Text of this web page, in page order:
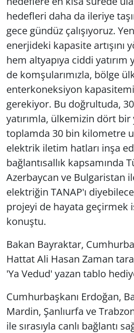
hedefleri daha da ileriye
gece gündüz çalışıyoruz.
enerjideki kapasite artışını
hem altyapıya ciddi yatırım
de komşularımızla, bölge
enterkoneksiyon
gerekiyor. Bu doğrultuda,
yatırımla, ülkemizin dört bir
toplamda 30 bin kilometre
elektrik iletim hatları inşa
bağlantısallık kapsamında
Azerbaycan ve Bulgaristan
elektriğin TANAP'ı
projeyi de hayata geçirmek
konuştu.
Bakan Bayraktar,
Hattat Ali Hasan Zaman
'Ya Vedud' yazan tablo
Cumhurbaşkanı Erdoğan,
Mardin, Şanlıurfa ve
ile sırasıyla canlı bağlantı